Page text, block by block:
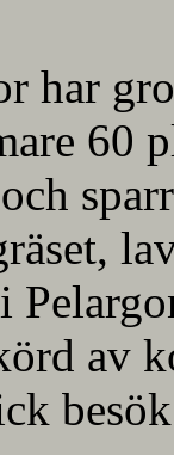
har
60
av